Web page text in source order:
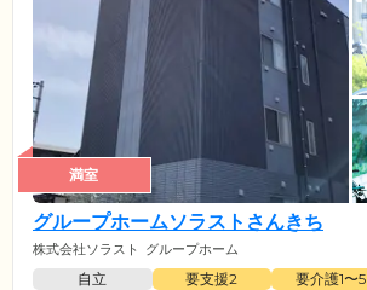
満室
グループホームソラストさんきち
株式会社ソラスト グループホーム
自立 要支援2 要介護1〜5